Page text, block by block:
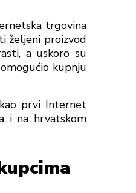
trgovina
željeni proizvod
a uskoro su
kupnju
prvi Internet
i na hrvatskom